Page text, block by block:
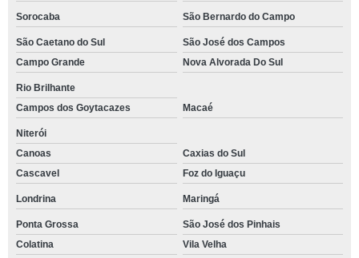
Sorocaba São Bernardo do Campo
São Caetano do Sul
São José dos Campos
Campo Grande
Nova Alvorada Do Sul
Rio Brilhante
Campos dos Goytacazes
Macaé
Niterói
Canoas
Caxias do Sul
Cascavel
Foz do Iguaçu
Londrina Maringá
Ponta Grossa
São José dos Pinhais
Colatina
Vila Velha